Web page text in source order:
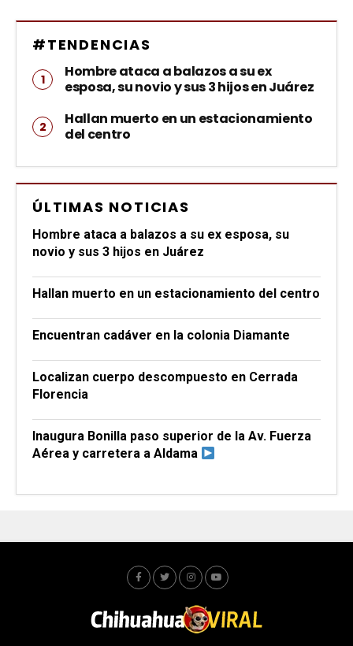
#TENDENCIAS
Hombre ataca a balazos a su ex
esposa, su novio y sus 3 hijos en Juárez
Hallan muerto en un estacionamiento
del centro
ÚLTIMAS NOTICIAS
Hombre ataca a balazos a su ex esposa, su
novio y sus 3 hijos en Juárez
Hallan muerto en un estacionamiento del centro
Encuentran cadáver en la colonia Diamante
Localizan cuerpo descompuesto en Cerrada
Florencia
Inaugura Bonilla paso superior de la Av. Fuerza
Aérea y carretera a Aldama